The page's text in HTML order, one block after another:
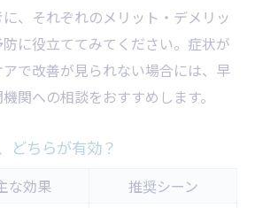
、それぞれのメリット・デメリッ
に役立ててみてください。症状が
で改善が見られない場合には、早
関への相談をおすすめします。
どちらが有効？
な効果
推奨シーン